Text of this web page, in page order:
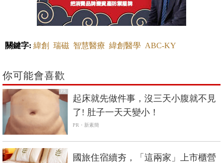
關鍵字: 緯創 瑞磁 智慧醫療 緯創醫學 ABC-KY
你可能會喜歡
PR
起床就先做件事，沒三天小腹就不見
了! 肚子一天天變小！
PR・新素簡
國旅住宿續夯，「這兩家」上市櫃營